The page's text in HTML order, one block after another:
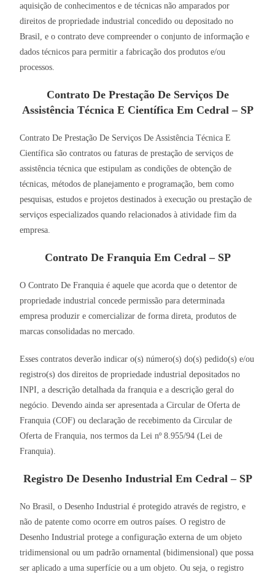
aquisição de conhecimentos e de técnicas não amparados por
direitos de propriedade industrial concedido ou depositado no
Brasil, e o contrato deve compreender o conjunto de informação e
dados técnicos para permitir a fabricação dos produtos e/ou
processos.
Contrato De Prestação De Serviços De
Assistência Técnica E Científica Em Cedral – SP
Contrato De Prestação De Serviços De Assistência Técnica E
Científica são contratos ou faturas de prestação de serviços de
assistência técnica que estipulam as condições de obtenção de
técnicas, métodos de planejamento e programação, bem como
pesquisas, estudos e projetos destinados à execução ou prestação de
serviços especializados quando relacionados à atividade fim da
empresa.
Contrato De Franquia Em Cedral – SP
O Contrato De Franquia é aquele que acorda que o detentor de
propriedade industrial concede permissão para determinada
empresa produzir e comercializar de forma direta, produtos de
marcas consolidadas no mercado.
Esses contratos deverão indicar o(s) número(s) do(s) pedido(s) e/ou
registro(s) dos direitos de propriedade industrial depositados no
INPI, a descrição detalhada da franquia e a descrição geral do
negócio. Devendo ainda ser apresentada a Circular de Oferta de
Franquia (COF) ou declaração de recebimento da Circular de
Oferta de Franquia, nos termos da Lei nº 8.955/94 (Lei de
Franquia).
Registro De Desenho Industrial Em Cedral – SP
No Brasil, o Desenho Industrial é protegido através de registro, e
não de patente como ocorre em outros países. O registro de
Desenho Industrial protege a configuração externa de um objeto
tridimensional ou um padrão ornamental (bidimensional) que possa
ser aplicado a uma superfície ou a um objeto. Ou seja, o registro